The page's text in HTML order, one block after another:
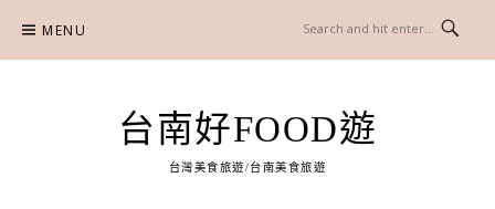
content
MENU
台南好FOOD遊
台灣美食旅遊/台南美食旅遊